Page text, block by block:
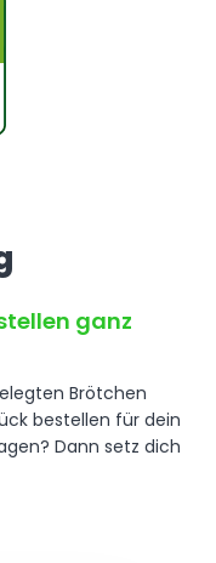
ganz
Brötchen
bestellen für dein
Dann setz dich